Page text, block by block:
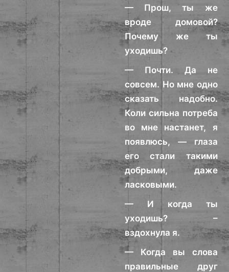
— Прош, ты же
вроде домовой?
Почему же ты
уходишь?
— Почти. Да не
совсем. Но мне одно
сказать надобно.
Коли сильна потреба
во мне настанет, я
появлюсь, — глаза
его стали такими
добрыми, даже
ласковыми.
— И когда ты
уходишь? –
вздохнула я.
— Когда вы слова
правильные друг